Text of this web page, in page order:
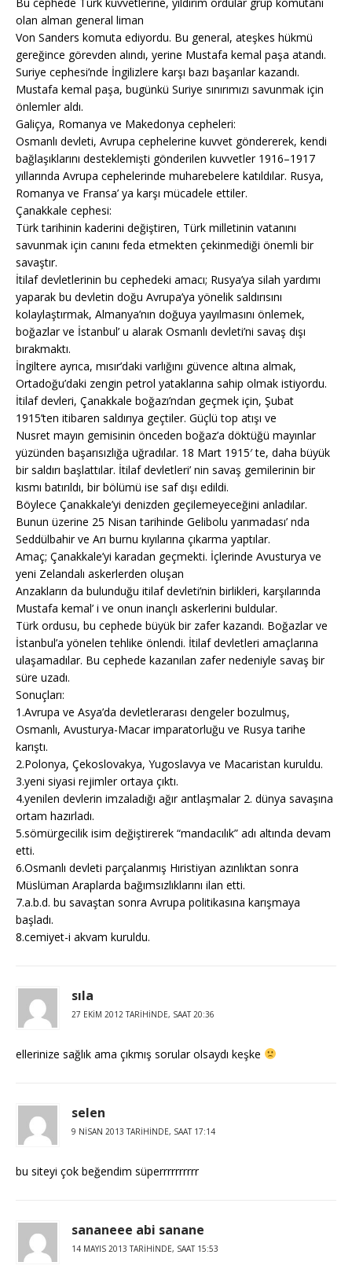
olan alman general liman
Von Sanders komuta ediyordu. Bu general, ateşkes hükmü
gereğince görevden alındı, yerine Mustafa kemal paşa atandı.
Suriye cephesi’nde İngilizlere karşı bazı başarılar kazandı.
Mustafa kemal paşa, bugünkü Suriye sınırımızı savunmak için
önlemler aldı.
Galiçya, Romanya ve Makedonya cepheleri:
Osmanlı devleti, Avrupa cephelerine kuvvet göndererek, kendi
bağlaşıklarını desteklemişti gönderilen kuvvetler 1916–1917
yıllarında Avrupa cephelerinde muharebelere katıldılar. Rusya,
Romanya ve Fransa’ ya karşı mücadele ettiler.
Çanakkale cephesi:
Türk tarihinin kaderini değiştiren, Türk milletinin vatanını
savunmak için canını feda etmekten çekinmediği önemli bir
savaştır.
İtilaf devletlerinin bu cephedeki amacı; Rusya’ya silah yardımı
yaparak bu devletin doğu Avrupa’ya yönelik saldırısını
kolaylaştırmak, Almanya’nın doğuya yayılmasını önlemek,
boğazlar ve İstanbul’ u alarak Osmanlı devleti’ni savaş dışı
bırakmaktı.
İngiltere ayrıca, mısır’daki varlığını güvence altına almak,
Ortadoğu’daki zengin petrol yataklarına sahip olmak istiyordu.
İtilaf devleri, Çanakkale boğazı’ndan geçmek için, Şubat
1915’ten itibaren saldırıya geçtiler. Güçlü top atışı ve
Nusret mayın gemisinin önceden boğaz’a döktüğü mayınlar
yüzünden başarısızlığa uğradılar. 18 Mart 1915′ te, daha büyük
bir saldırı başlattılar. İtilaf devletleri’ nin savaş gemilerinin bir
kısmı batırıldı, bir bölümü ise saf dışı edildi.
Böylece Çanakkale’yi denizden geçilemeyeceğini anladılar.
Bunun üzerine 25 Nisan tarihinde Gelibolu yarımadası’ nda
Seddülbahir ve Arı burnu kıyılarına çıkarma yaptılar.
Amaç; Çanakkale’yi karadan geçmekti. İçlerinde Avusturya ve
yeni Zelandalı askerlerden oluşan
Anzakların da bulunduğu itilaf devleti’nin birlikleri, karşılarında
Mustafa kemal’ i ve onun inançlı askerlerini buldular.
Türk ordusu, bu cephede büyük bir zafer kazandı. Boğazlar ve
İstanbul’a yönelen tehlike önlendi. İtilaf devletleri amaçlarına
ulaşamadılar. Bu cephede kazanılan zafer nedeniyle savaş bir
süre uzadı.
Sonuçları:
1.Avrupa ve Asya’da devletlerarası dengeler bozulmuş,
Osmanlı, Avusturya-Macar imparatorluğu ve Rusya tarihe
karıştı.
2.Polonya, Çekoslovakya, Yugoslavya ve Macaristan kuruldu.
3.yeni siyasi rejimler ortaya çıktı.
4.yenilen devlerin imzaladığı ağır antlaşmalar 2. dünya savaşına
ortam hazırladı.
5.sömürgecilik isim değiştirerek “mandacılık” adı altında devam
etti.
6.Osmanlı devleti parçalanmış Hıristiyan azınlıktan sonra
Müslüman Araplarda bağımsızlıklarını ilan etti.
7.a.b.d. bu savaştan sonra Avrupa politikasına karışmaya
başladı.
8.cemiyet-i akvam kuruldu.
sıla
27 EKIM 2012 TARIHINDE, SAAT 20:36
ellerinize sağlık ama çıkmış sorular olsaydı keşke
selen
9 NISAN 2013 TARIHINDE, SAAT 17:14
bu siteyi çok beğendim süperrrrrrrrrr
sananeee abi sanane
14 MAYIS 2013 TARIHINDE, SAAT 15:53